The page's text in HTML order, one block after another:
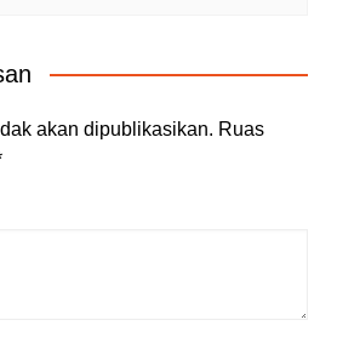
akan dipublikasikan. Ruas